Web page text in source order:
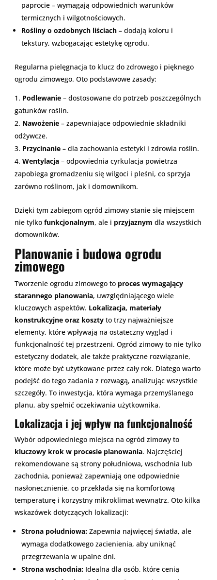
paprocie – wymagają odpowiednich warunków
termicznych i wilgotnościowych.
Rośliny o ozdobnych liściach – dodają koloru i
tekstury, wzbogacając estetykę ogrodu.
Regularna pielęgnacja to klucz do zdrowego i pięknego
ogrodu zimowego. Oto podstawowe zasady:
Podlewanie – dostosowane do potrzeb poszczególnych
gatunków roślin.
Nawożenie – zapewniające odpowiednie składniki
odżywcze.
Przycinanie – dla zachowania estetyki i zdrowia roślin.
Wentylacja – odpowiednia cyrkulacja powietrza
zapobiega gromadzeniu się wilgoci i pleśni, co sprzyja
zarówno roślinom, jak i domownikom.
Dzięki tym zabiegom ogród zimowy stanie się miejscem
nie tylko funkcjonalnym, ale i przyjaznym dla wszystkich
domowników.
Planowanie i budowa ogrodu
zimowego
Tworzenie ogrodu zimowego to proces wymagający
starannego planowania, uwzględniającego wiele
kluczowych aspektów. Lokalizacja, materiały
konstrukcyjne oraz koszty to trzy najważniejsze
elementy, które wpływają na ostateczny wygląd i
funkcjonalność tej przestrzeni. Ogród zimowy to nie tylko
estetyczny dodatek, ale także praktyczne rozwiązanie,
które może być użytkowane przez cały rok. Dlatego warto
podejść do tego zadania z rozwagą, analizując wszystkie
szczegóły. To inwestycja, która wymaga przemyślanego
planu, aby spełnić oczekiwania użytkownika.
Lokalizacja i jej wpływ na funkcjonalność
Wybór odpowiedniego miejsca na ogród zimowy to
kluczowy krok w procesie planowania. Najczęściej
rekomendowane są strony południowa, wschodnia lub
zachodnia, ponieważ zapewniają one odpowiednie
nasłonecznienie, co przekłada się na komfortową
temperaturę i korzystny mikroklimat wewnątrz. Oto kilka
wskazówek dotyczących lokalizacji:
Strona południowa: Zapewnia najwięcej światła, ale
wymaga dodatkowego zacienienia, aby uniknąć
przegrzewania w upalne dni.
Strona wschodnia: Idealna dla osób, które cenią